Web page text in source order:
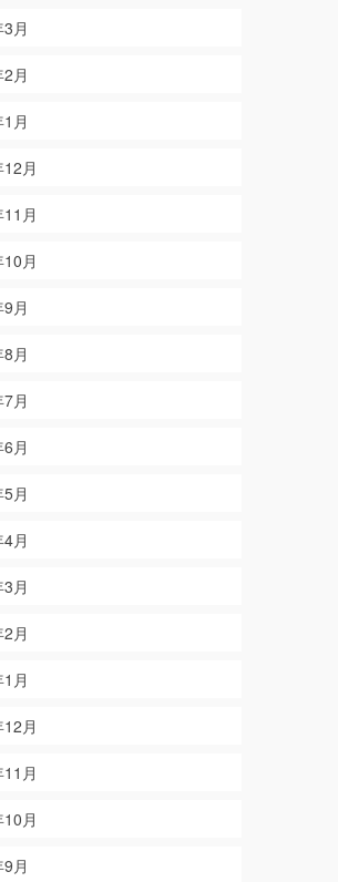
県甲府市 横森様・木村様・
月
月
月
月
月
月
月
月
月
月
月
月
月
月
月
月
月
月
月